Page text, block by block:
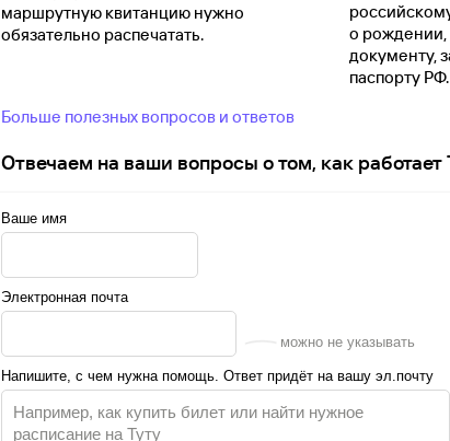
маршрутную квитанцию нужно
обязательно распечатать.
о рождении,
документу,
паспорту РФ.
Больше полезных вопросов и ответов
Отвечаем на ваши вопросы о том, как работает
Ваше имя
Электронная почта
можно не указывать
Напишите, с чем нужна помощь. Ответ придёт на вашу эл.почту